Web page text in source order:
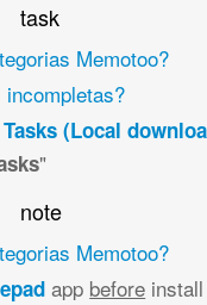
task
Memotoo?
(Local
"
note
Memotoo?
app before